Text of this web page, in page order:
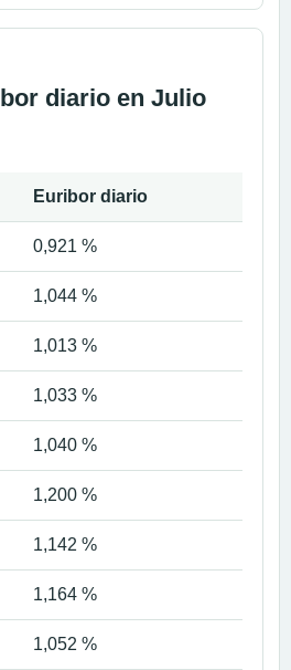
diario en Julio
Euribor diario
0,921 %
1,044 %
1,013 %
1,033 %
1,040 %
1,200 %
1,142 %
1,164 %
1,052 %